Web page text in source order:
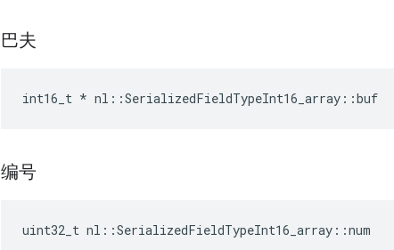
巴夫
int16_t * nl::SerializedFieldTypeInt16_array::buf
编号
uint32_t nl::SerializedFieldTypeInt16_array::num